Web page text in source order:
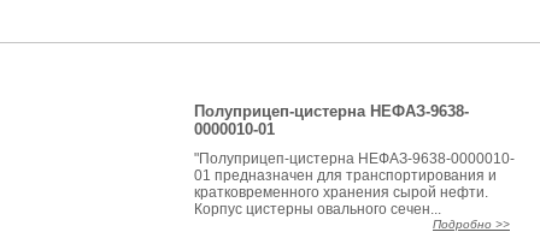
Полуприцеп-цистерна НЕФАЗ-9638-
0000010-01
"Полуприцеп-цистерна НЕФАЗ-9638-0000010-
01 предназначен для транспортирования и
кратковременного хранения сырой нефти.
Корпус цистерны овального сечен...
Подробно >>